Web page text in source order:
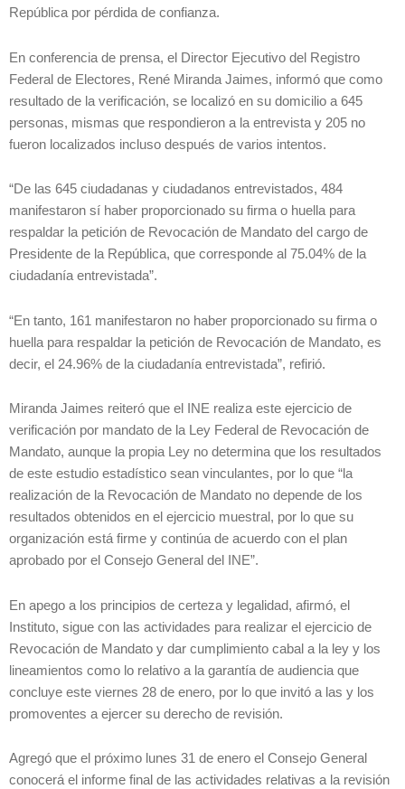
República por pérdida de confianza.
En conferencia de prensa, el Director Ejecutivo del Registro
Federal de Electores, René Miranda Jaimes, informó que como
resultado de la verificación, se localizó en su domicilio a 645
personas, mismas que respondieron a la entrevista y 205 no
fueron localizados incluso después de varios intentos.
“De las 645 ciudadanas y ciudadanos entrevistados, 484
manifestaron sí haber proporcionado su firma o huella para
respaldar la petición de Revocación de Mandato del cargo de
Presidente de la República, que corresponde al 75.04% de la
ciudadanía entrevistada”.
“En tanto, 161 manifestaron no haber proporcionado su firma o
huella para respaldar la petición de Revocación de Mandato, es
decir, el 24.96% de la ciudadanía entrevistada”, refirió.
Miranda Jaimes reiteró que el INE realiza este ejercicio de
verificación por mandato de la Ley Federal de Revocación de
Mandato, aunque la propia Ley no determina que los resultados
de este estudio estadístico sean vinculantes, por lo que “la
realización de la Revocación de Mandato no depende de los
resultados obtenidos en el ejercicio muestral, por lo que su
organización está firme y continúa de acuerdo con el plan
aprobado por el Consejo General del INE”.
En apego a los principios de certeza y legalidad, afirmó, el
Instituto, sigue con las actividades para realizar el ejercicio de
Revocación de Mandato y dar cumplimiento cabal a la ley y los
lineamientos como lo relativo a la garantía de audiencia que
concluye este viernes 28 de enero, por lo que invitó a las y los
promoventes a ejercer su derecho de revisión.
Agregó que el próximo lunes 31 de enero el Consejo General
conocerá el informe final de las actividades relativas a la revisión